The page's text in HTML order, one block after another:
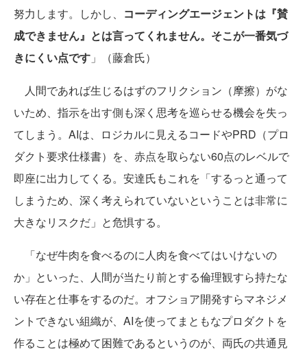
努力します。しかし、 コーディングエージェントは『賛
成できません』とは言ってくれません。そこが一番気づ
きにくい点です 」（藤倉氏）
人間であれば生じるはずのフリクション（摩擦）がな
いため、指示を出す側も深く思考を巡らせる機会を失っ
てしまう。AIは、ロジカルに見えるコードやPRD（プロ
ダクト要求仕様書）を、赤点を取らない60点のレベルで
即座に出力してくる。安達氏もこれを「するっと通って
しまうため、深く考えられていないということは非常に
大きなリスクだ」と危惧する。
「なぜ牛肉を食べるのに人肉を食べてはいけないの
か」といった、人間が当たり前とする倫理観すら持たな
い存在と仕事をするのだ。オフショア開発すらマネジメ
ントできない組織が、AIを使ってまともなプロダクトを
作ることは極めて困難であるというのが、両氏の共通見